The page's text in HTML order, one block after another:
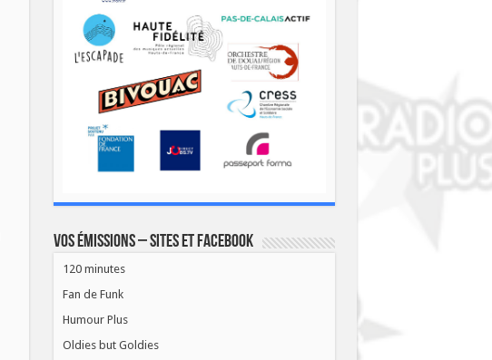
Vos émissions – Sites et Facebook
120 minutes
Fan de Funk
Humour Plus
Oldies but Goldies